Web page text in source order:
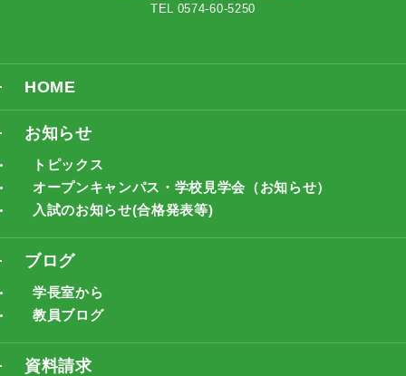
TEL 0574-60-5250
HOME
お知らせ
トピックス
オープンキャンパス・学校見学会（お知らせ）
入試のお知らせ(合格発表等)
ブログ
学長室から
教員ブログ
資料請求